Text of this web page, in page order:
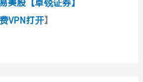
VPN打开】